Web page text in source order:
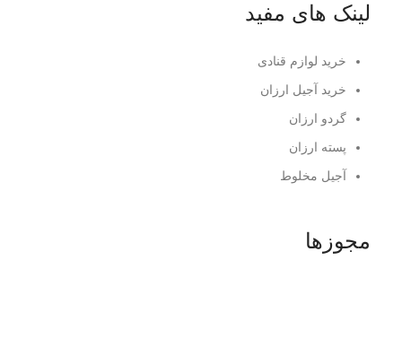
لینک های مفید
خرید لوازم قنادی
خرید آجیل ارزان
گردو ارزان
پسته ارزان
آجیل مخلوط
مجوزها